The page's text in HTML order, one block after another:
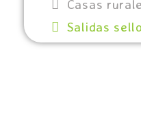
Casas
Salidas